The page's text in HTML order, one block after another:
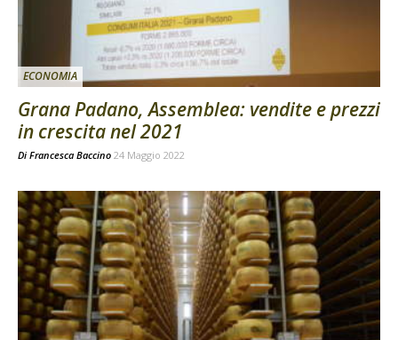
ECONOMIA
Grana Padano, Assemblea: vendite e prezzi
in crescita nel 2021
Di Francesca Baccino 24 Maggio 2022